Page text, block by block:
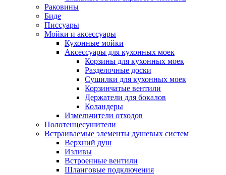
Раковины
Биде
Писсуары
Мойки и аксессуары
Кухонные мойки
Аксессуары для кухонных моек
Корзины для кухонных моек
Разделочные доски
Сушилки для кухонных моек
Корзинчатые вентили
Держатели для бокалов
Коландеры
Измельчители отходов
Полотенцесушители
Встраиваемые элементы душевых систем
Верхний душ
Изливы
Встроенные вентили
Шланговые подключения